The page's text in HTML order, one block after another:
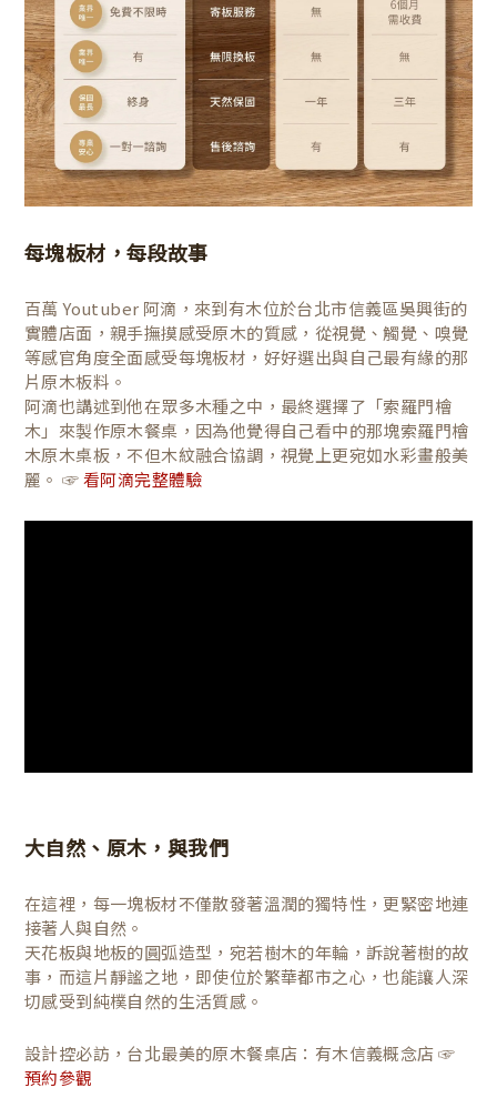
每塊板材，每段故事
百萬 Youtuber 阿滴，來到有木位於台北市信義區吳興街的
實體店面，親手撫摸感受原木的質感，從視覺、觸覺、嗅覺
等感官角度全面感受每塊板材，好好選出與自己最有緣的那
片原木板料。
阿滴也講述到他在眾多木種之中，最終選擇了「索羅門檜
木」來製作原木餐桌，因為他覺得自己看中的那塊索羅門檜
木原木桌板，不但木紋融合協調，視覺上更宛如水彩畫般美
麗。 ☞ 看阿滴完整體驗
大自然、原木，與我們
在這裡，每一塊板材不僅散發著溫潤的獨特性，更緊密地連
接著人與自然。
天花板與地板的圓弧造型，宛若樹木的年輪，訴說著樹的故
事，而這片靜謐之地，即使位於繁華都市之心，也能讓人深
切感受到純樸自然的生活質感。
設計控必訪，台北最美的原木餐桌店：有木信義概念店 ☞
預約參觀